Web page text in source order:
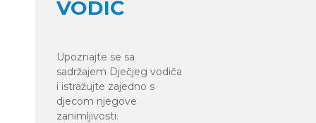
VODIČ
Upoznajte se sa
sadržajem Dječjeg vodiča
i istražujte zajedno s
djecom njegove
zanimljivosti.